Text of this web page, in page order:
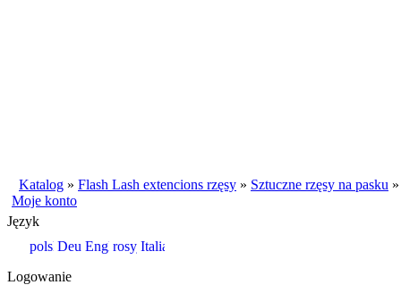
Katalog » Flash Lash extencions rzęsy » Sztuczne rzęsy na pasku
Moje konto
Język
Logowanie